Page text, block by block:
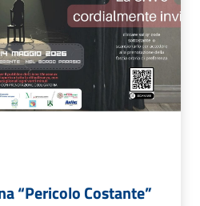
“Pericolo Costante”